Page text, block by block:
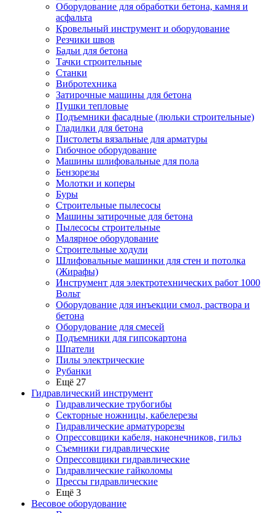
Оборудование для обработки бетона, камня и
асфальта
Кровельный инструмент и оборудование
Резчики швов
Бадьи для бетона
Тачки строительные
Станки
Вибротехника
Затирочные машины для бетона
Пушки тепловые
Подъемники фасадные (люльки строительные)
Гладилки для бетона
Пистолеты вязальные для арматуры
Гибочное оборудование
Машины шлифовальные для пола
Бензорезы
Молотки и коперы
Буры
Строительные пылесосы
Машины затирочные для бетона
Пылесосы строительные
Малярное оборудование
Строительные ходули
Шлифовальные машинки для стен и потолка
(Жирафы)
Инструмент для электротехнических работ 1000
Вольт
Оборудование для инъекции смол, раствора и
бетона
Оборудование для смесей
Подъемники для гипсокартона
Шпатели
Пилы электрические
Рубанки
Ещё 27
Гидравлический инструмент
Гидравлические трубогибы
Секторные ножницы, кабелерезы
Гидравлические арматурорезы
Опрессовщики кабеля, наконечников, гильз
Съемники гидравлические
Опрессовщики гидравлические
Гидравлические гайколомы
Прессы гидравлические
Ещё 3
Весовое оборудование